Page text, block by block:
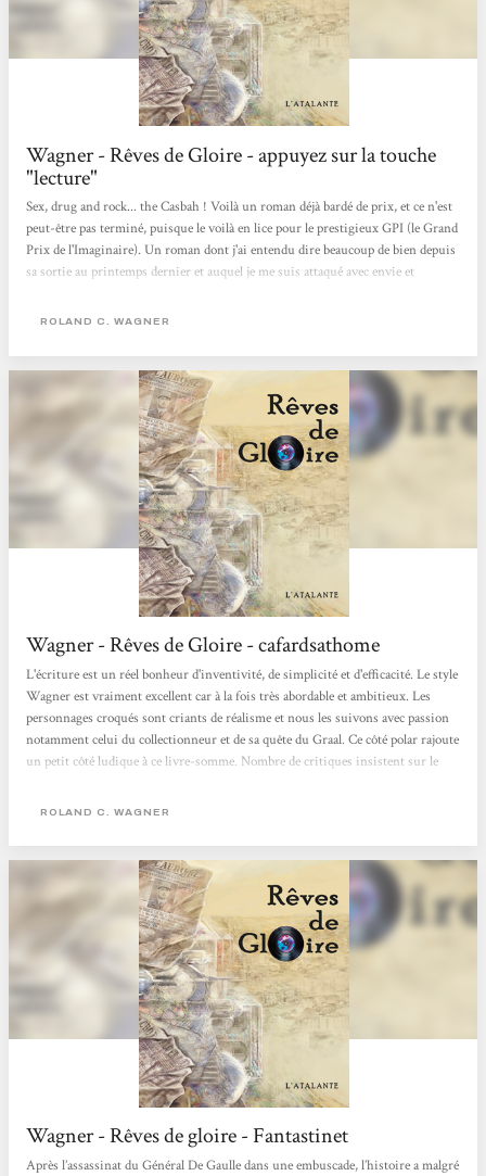
Wagner - Rêves de Gloire - appuyez sur la touche
"lecture"
Sex, drug and rock... the Casbah ! Voilà un roman déjà bardé de prix, et ce n'est
peut-être pas terminé, puisque le voilà en lice pour le prestigieux GPI (le Grand
Prix de l'Imaginaire). Un roman dont j'ai entendu dire beaucoup de bien depuis
sa sortie au printemps dernier et auquel je me suis attaqué avec envie et
Roland C. Wagner (en grand format chez l'Atalante), ne se dévorent pas d'une
intense, complexe mais passionnante, un roman...
ROLAND C. WAGNER
Wagner - Rêves de Gloire - cafardsathome
L'écriture est un réel bonheur d'inventivité, de simplicité et d'efficacité. Le style
Wagner est vraiment excellent car à la fois très abordable et ambitieux. Les
personnages croqués sont criants de réalisme et nous les suivons avec passion
notamment celui du collectionneur et de sa quête du Graal. Ce côté polar rajoute
un petit côté ludique à ce livre-somme. Nombre de critiques insistent sur le
impression de vérité et de terrain connu qui s'exhale de l'œuvre au fur et à
ROLAND C. WAGNER
Wagner - Rêves de gloire - Fantastinet
Après l’assassinat du Général De Gaulle dans une embuscade, l’histoire a malgré